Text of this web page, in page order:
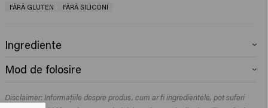
FĂRĂ GLUTEN FĂRĂ SILICONI
Ingrediente
Betaine, PEG-200 Hydrogenated Glyceryl Palmate, Parfum (Fragrance),
Chloride, Dipropylene Glycol, Citric Acid, Laureth-2, Propylene Glycol,
Mod de folosire
corpul, este bun pentru toate. Clătește. Repetă dacă este necesar.
Disclaimer: Informațiile despre produs, cum ar fi ingredientele, pot suferi